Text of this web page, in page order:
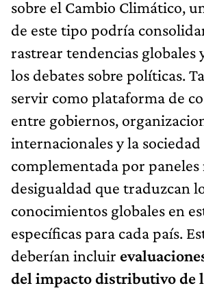
sobre el Cambio Climático,
de este tipo podría
rastrear tendencias globales
los debates sobre políticas.
servir como plataforma de
entre gobiernos,
internacionales y la
complementada por paneles
desigualdad que traduzcan
conocimientos globales en
específicas para cada país.
deberían incluir
del impacto distributivo de